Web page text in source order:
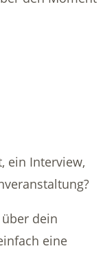
ein Interview,
dein
eine